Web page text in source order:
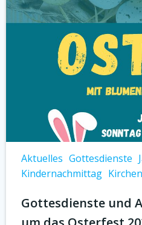
Aktuelles Gottesdienste
Kindernachmittag
Gottesdienste und